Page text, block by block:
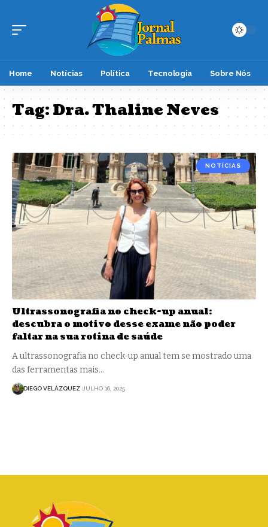
Home Notícias Política Tecnologia Sobre Nós
Tag:Dra. Thaline Neves
NOTÍCIAS
Ultrassonografia no check-up anual:
descubra o motivo desse exame não poder
faltar na sua rotina de saúde
A ultrassonografia no check-up anual tem se mostrado uma
das ferramentas mais…
DIEGO VELÁZQUEZ JULHO 16, 2025